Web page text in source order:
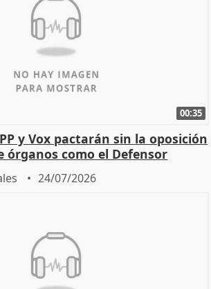
00:35
y Vox pactarán sin la oposición
órganos como el Defensor
24/07/2026